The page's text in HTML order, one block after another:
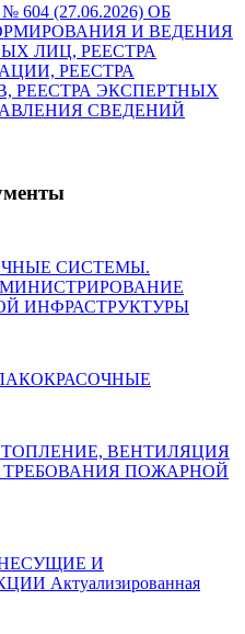
№ 604 (27.06.2026) ОБ
И ВЕДЕНИЯ
ЛИЦ, РЕЕСТРА
РЕЕСТРА
РЕЕСТРА ЭКСПЕРТНЫХ
СВЕДЕНИЙ
СИСТЕМЫ.
ИНФРАСТРУКТУРЫ
ОТОПЛЕНИЕ, ВЕНТИЛЯЦИЯ
ПОЖАРНОЙ
НЕСУЩИЕ И
Актуализированная